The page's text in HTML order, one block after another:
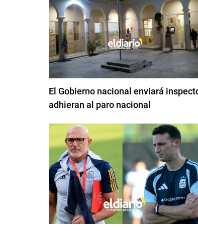
El Gobierno nacional enviará
adhieran al paro nacional